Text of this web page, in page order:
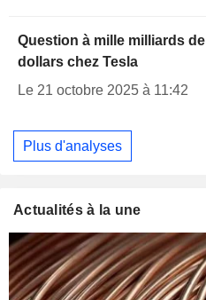
Question à mille milliards de
dollars chez Tesla
Le 21 octobre 2025 à 11:42
Plus d'analyses
Actualités à la une